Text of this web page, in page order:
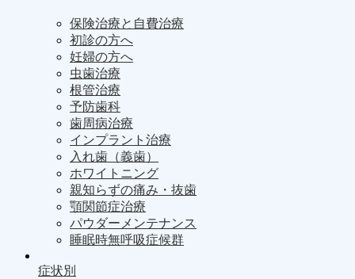
保険治療と自費治療
初診の方へ
妊婦の方へ
虫歯治療
根管治療
予防歯科
歯周病治療
インプラント治療
入れ歯（義歯）
ホワイトニング
親知らずの痛み・抜歯
顎関節症治療
パウダーメンテナンス
睡眠時無呼吸症候群
症状別